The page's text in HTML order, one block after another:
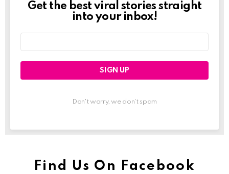
Newslett
Get the best viral stories straight
into your inbox!
Don't worry, we don't spam
Find Us On Facebook